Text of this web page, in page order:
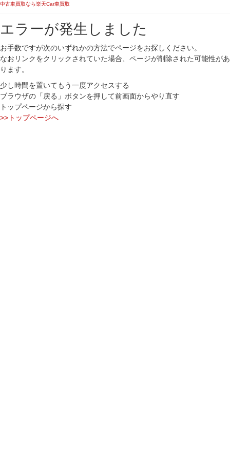
中古車買取なら楽天Car車買取
エラーが発生しました
お手数ですが次のいずれかの方法でページをお探しください。
なおリンクをクリックされていた場合、ページが削除された可能性があ
ります。
少し時間を置いてもう一度アクセスする
ブラウザの「戻る」ボタンを押して前画面からやり直す
トップページから探す
>>トップページへ